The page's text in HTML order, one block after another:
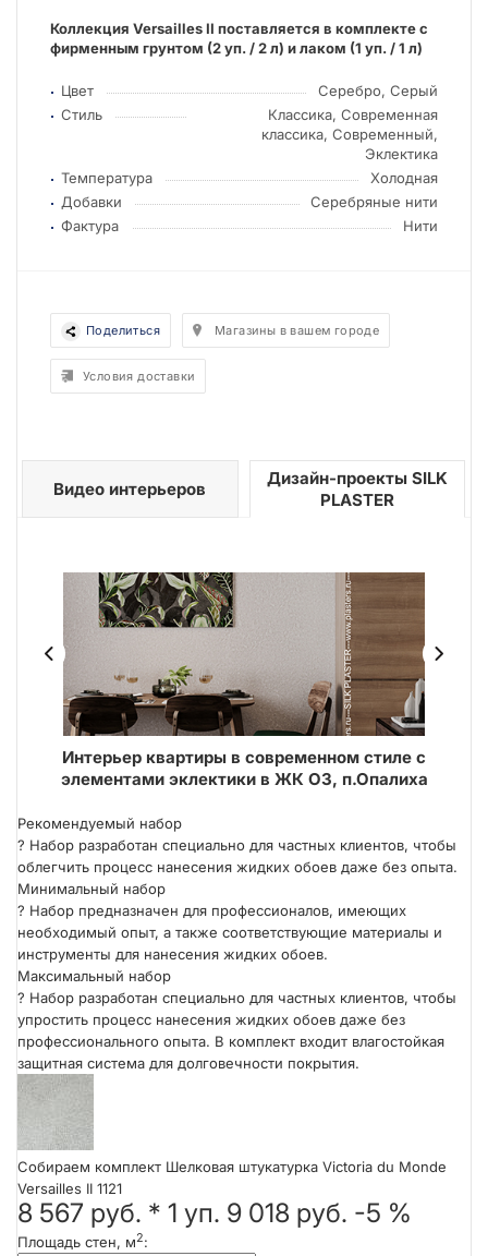
Коллекция Versailles II поставляется в комплекте с
фирменным грунтом (2 уп. / 2 л) и лаком (1 уп. / 1 л)
Цвет
Серебро, Серый
Стиль
Классика, Современная
классика, Современный,
Эклектика
Температура
Холодная
Добавки
Серебряные нити
Фактура
Нити
Поделиться Магазины в вашем городе
Условия доставки
Видео интерьеров
Дизайн-проекты SILK
PLASTER
Интерьер квартиры в современном стиле с
элементами эклектики в ЖК ОЗ, п.Опалиха
Рекомендуемый набор
? Набор разработан специально для частных клиентов, чтобы
облегчить процесс нанесения жидких обоев даже без опыта.
Минимальный набор
? Набор предназначен для профессионалов, имеющих
необходимый опыт, а также соответствующие материалы и
инструменты для нанесения жидких обоев.
Максимальный набор
? Набор разработан специально для частных клиентов, чтобы
упростить процесс нанесения жидких обоев даже без
профессионального опыта. В комплект входит влагостойкая
защитная система для долговечности покрытия.
Собираем комплект Шелковая штукатурка Victoria du Monde
Versailles II 1121
8 567 руб. * 1 уп. 9 018 руб. -5 %
Площадь стен, м2: